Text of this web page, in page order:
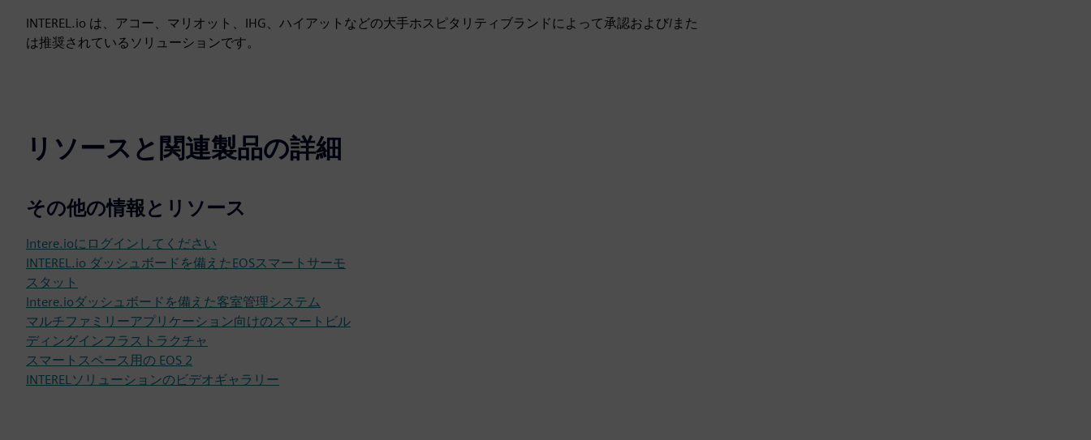
INTEREL.io は、アコー、マリオット、IHG、ハイアットなどの大手ホスピタリティブランドによって承認および/また
は推奨されているソリューションです。
リソースと関連製品の詳細
その他の情報とリソース
Intere.ioにログインしてください
INTEREL.io ダッシュボードを備えたEOSスマートサーモ
スタット
Intere.ioダッシュボードを備えた客室管理システム
マルチファミリーアプリケーション向けのスマートビル
ディングインフラストラクチャ
スマートスペース用の EOS 2
INTERELソリューションのビデオギャラリー